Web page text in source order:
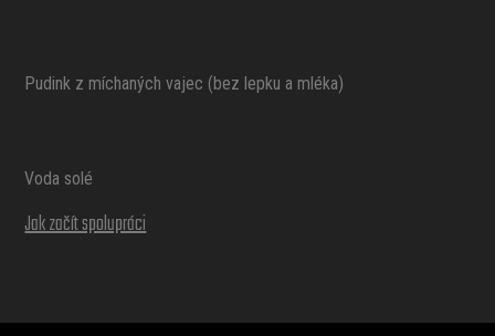
Pudink z míchaných vajec (bez lepku a mléka)
Voda solé
Jak začít spolupráci